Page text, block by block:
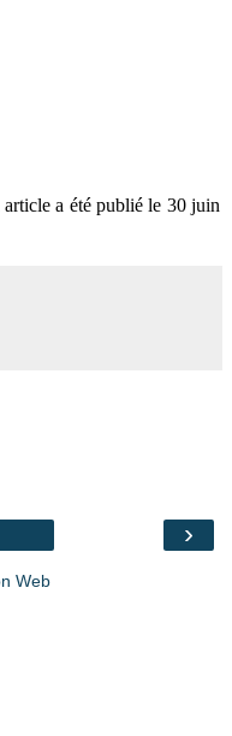
article a été publié le 30 juin
›
Web